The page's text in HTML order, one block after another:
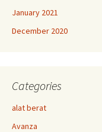
January 2021
December 2020
Categories
alat berat
Avanza